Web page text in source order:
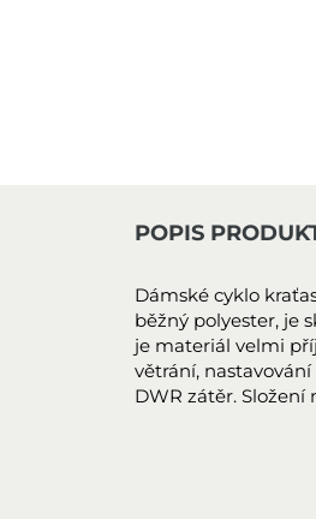
POPIS
Dámské cyklo
běžný polyester, je
je materiál velmi
větrání,
DWR zátěr. Složení